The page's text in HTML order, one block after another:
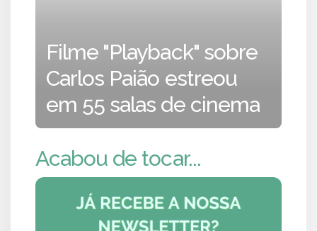
Filme "Playback" sobre
Carlos Paião estreou
em 55 salas de cinema
Acabou de tocar...